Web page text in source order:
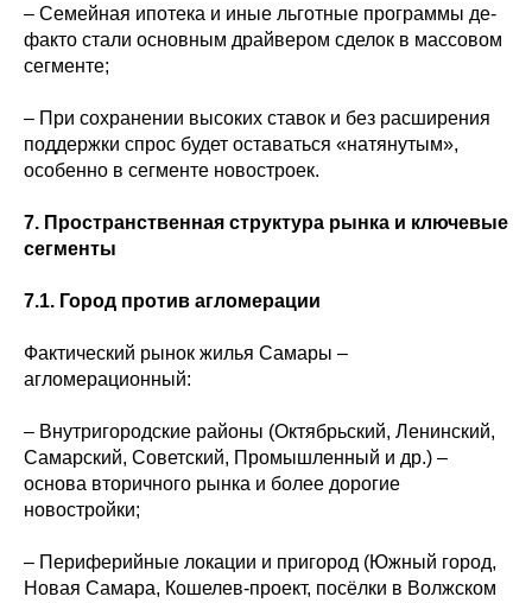
– Семейная ипотека и иные льготные программы де-
факто стали основным драйвером сделок в массовом
сегменте;
– При сохранении высоких ставок и без расширения
поддержки спрос будет оставаться «натянутым»,
особенно в сегменте новостроек.
7. Пространственная структура рынка и ключевые
сегменты
7.1. Город против агломерации
Фактический рынок жилья Самары –
агломерационный:
– Внутригородские районы (Октябрьский, Ленинский,
Самарский, Советский, Промышленный и др.) –
основа вторичного рынка и более дорогие
новостройки;
– Периферийные локации и пригород (Южный город,
Новая Самара, Кошелев-проект, посёлки в Волжском